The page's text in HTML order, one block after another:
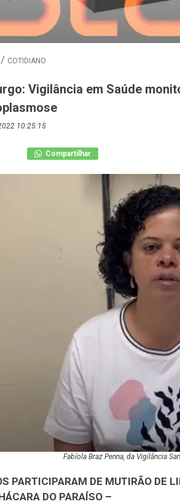
COTIDIANO
Vigilância em Saúde
10:25:15
Compartilhar
Fabíola Braz Penna, da Vigilância
PARTICIPARAM DE MUTIRÃO DE
DO PARAÍSO –